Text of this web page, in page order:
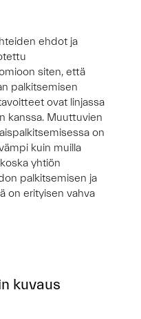
ehdot ja
siten, että
palkitsemisen
ovat linjassa
kanssa. Muuttuvien
on
kuin muilla
yhtiön
palkitsemisen ja
on erityisen vahva
kuvaus